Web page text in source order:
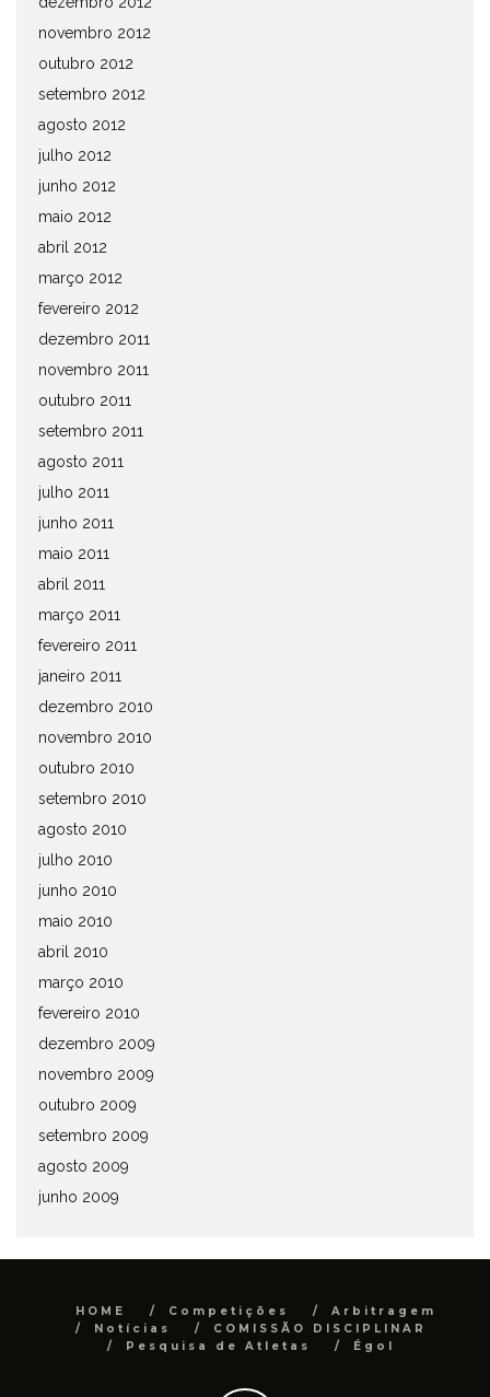
novembro 2012
outubro 2012
setembro 2012
agosto 2012
julho 2012
junho 2012
maio 2012
abril 2012
março 2012
fevereiro 2012
dezembro 2011
novembro 2011
outubro 2011
setembro 2011
agosto 2011
julho 2011
junho 2011
maio 2011
abril 2011
março 2011
fevereiro 2011
janeiro 2011
dezembro 2010
novembro 2010
outubro 2010
setembro 2010
agosto 2010
julho 2010
junho 2010
maio 2010
abril 2010
março 2010
fevereiro 2010
dezembro 2009
novembro 2009
outubro 2009
setembro 2009
agosto 2009
junho 2009
HOME Competições
Arbitragem
Notícias
COMISSÃO DISCIPLINAR
Pesquisa de Atletas
Égol